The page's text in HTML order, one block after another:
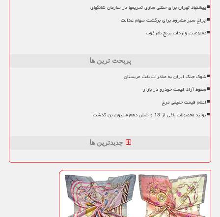
پیشنهاد تهران برای خنثی سازی تحریمها در سازمان شانگهای
چراغ سبز مشروط برای برگشت سهام عدالت
ممنوعیت واردات برنج نامرغوب
پربحث ترین ها
شوک جنگ ایران به صادرات نفت عربستان
سقوط آزاد قیمت خودرو در بازار
اعلام قیمت حقیقی مرغ
تولید محصولات باغی از 13 و شش دهم میلیون تن گذشت
جدیدترین ها